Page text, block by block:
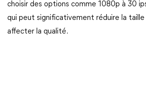
choisir des options comme 1080p à 30
qui peut significativement réduire la taille
affecter la qualité.